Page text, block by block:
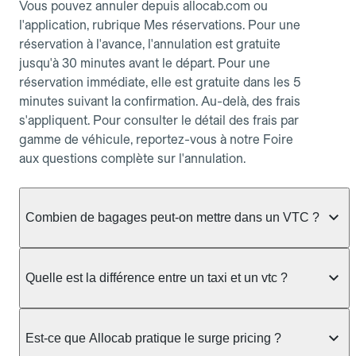
Vous pouvez annuler depuis allocab.com ou
l'application, rubrique Mes réservations. Pour une
réservation à l'avance, l'annulation est gratuite
jusqu'à 30 minutes avant le départ. Pour une
réservation immédiate, elle est gratuite dans les 5
minutes suivant la confirmation. Au-delà, des frais
s'appliquent. Pour consulter le détail des frais par
gamme de véhicule, reportez-vous à notre Foire
aux questions complète sur l'annulation.
Combien de bagages peut-on mettre dans un VTC ?
réservée :
Berline, Green, Berline Affaires, VAO : jusqu'à 3
Moto-taxi : jusqu'à 2 bagages cabine TPMR : 1
Quelle est la différence entre un taxi et un vtc ?
dans la rue ou à une station, avec un tarif calculé au
Est-ce que Allocab pratique le surge pricing ?